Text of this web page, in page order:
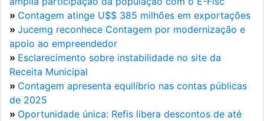
» Contagem atinge U$$ 385 milhões em exportações
» Jucemg reconhece Contagem por modernização e
apoio ao empreendedor
» Esclarecimento sobre instabilidade no site da
Receita Municipal
» Contagem apresenta equilíbrio nas contas públicas
de 2025
» Oportunidade única: Refis libera descontos de até